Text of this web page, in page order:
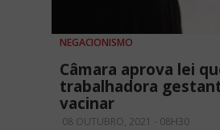
NEGACIONISMO
Câmara aprova lei
trabalhadora
vacinar
08 OUTUBRO, 2021 - 08H30